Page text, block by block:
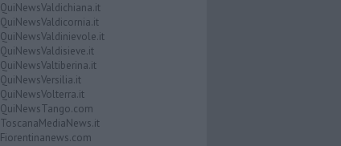
QuiNewsValdichiana.it
QuiNewsValdicornia.it
QuiNewsValdinievole.it
QuiNewsValdisieve.it
QuiNewsValtiberina.it
QuiNewsVersilia.it
QuiNewsVolterra.it
QuiNewsTango.com
ToscanaMediaNews.it
Fiorentinanews.com